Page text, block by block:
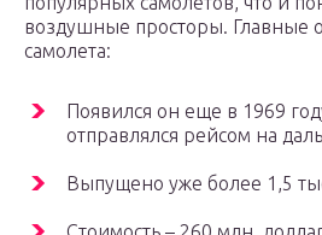
воздушные просторы. Главные
самолета:
Появился он еще в 1969
отправлялся рейсом на
Выпущено уже более 1,5